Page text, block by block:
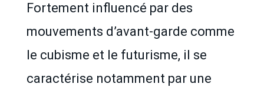
Fortement influencé par des
mouvements d’avant-garde comme
le cubisme et le futurisme, il se
caractérise notamment par une